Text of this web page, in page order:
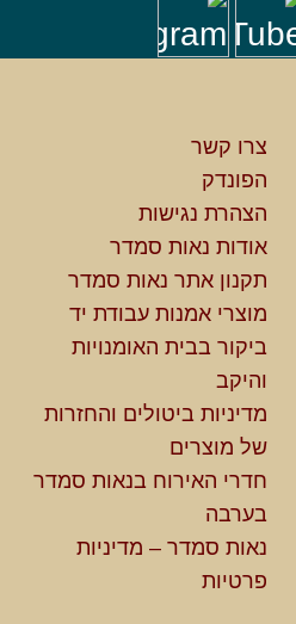
צרו קשר
הפונדק
הצהרת נגישות
אודות נאות סמדר
תקנון אתר נאות סמדר
מוצרי אמנות עבודת יד
ביקור בבית האומנויות
והיקב
מדיניות ביטולים והחזרות
של מוצרים
חדרי האירוח בנאות סמדר
בערבה
נאות סמדר – מדיניות
פרטיות